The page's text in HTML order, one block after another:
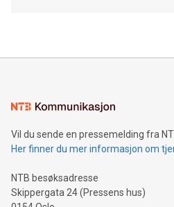
Vil du sende en pressemelding fra
Her finner du mer informasjon om
NTB besøksadresse
Skippergata 24 (Pressens hus)